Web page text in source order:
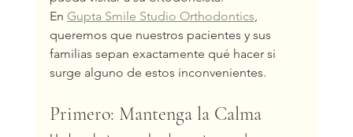
En Gupta Smile Studio Orthodontics,
queremos que nuestros pacientes y sus
familias sepan exactamente qué hacer si
surge alguno de estos inconvenientes.
Primero: Mantenga la Calma